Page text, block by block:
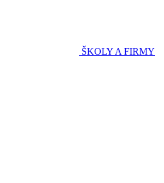
ŠKOLY A FIRMY